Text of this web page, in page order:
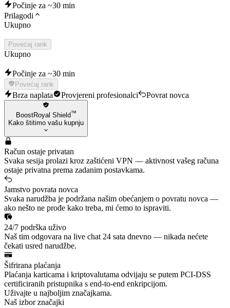
Počinje za ~30 min
Prilagodi
Ukupno
Povećaj rank
Ukupno
Počinje za ~30 min
Povećaj rank
Brza naplata Provjereni profesionalci Povrat novca
BoostRoyal Shield™
Kako štitimo vašu kupnju
Račun ostaje privatan
Svaka sesija prolazi kroz zaštićeni VPN — aktivnost vašeg računa
ostaje privatna prema zadanim postavkama.
Jamstvo povrata novca
Svaka narudžba je podržana našim obećanjem o povratu novca —
ako nešto ne prođe kako treba, mi ćemo to ispraviti.
24/7 podrška uživo
Naš tim odgovara na live chat 24 sata dnevno — nikada nećete
čekati usred narudžbe.
Šifrirana plaćanja
Plaćanja karticama i kriptovalutama odvijaju se putem PCI-DSS
certificiranih pristupnika s end-to-end enkripcijom.
Uživajte u najboljim značajkama.
Naš izbor značajki